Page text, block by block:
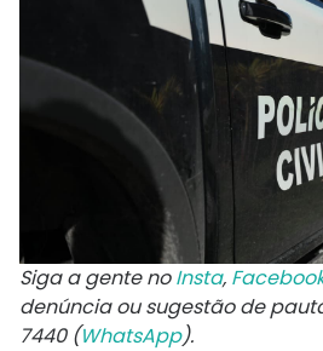
Siga a gente noInsta,
denúncia ou sugestão de
7440 (WhatsApp).